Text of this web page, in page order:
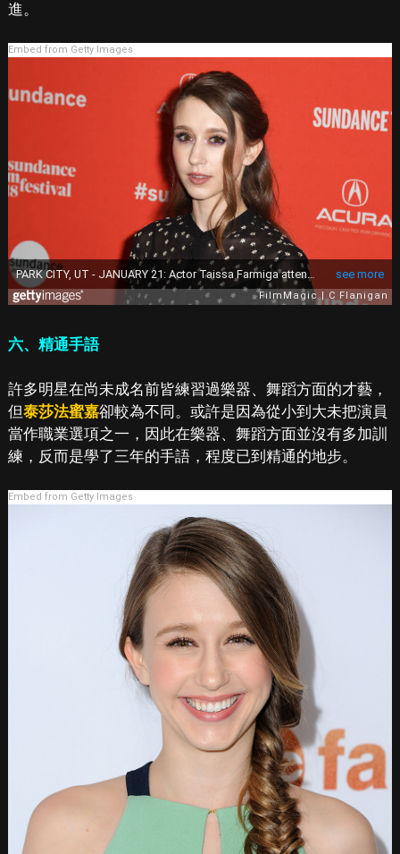
進。
Embed from Getty Images
六、精通手語
許多明星在尚未成名前皆練習過樂器、舞蹈方面的才藝，
但泰莎法蜜嘉卻較為不同。或許是因為從小到大未把演員
當作職業選項之一，因此在樂器、舞蹈方面並沒有多加訓
練，反而是學了三年的手語，程度已到精通的地步。
Embed from Getty Images